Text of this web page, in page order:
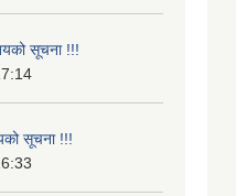
सूचना !!!
सूचना !!!